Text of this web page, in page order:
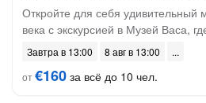
Откройте для себя
века с экскурсией в Музей Васа,
Завтра в 13:00
8 авг в 13:00
от€160 за всё до 10 чел.